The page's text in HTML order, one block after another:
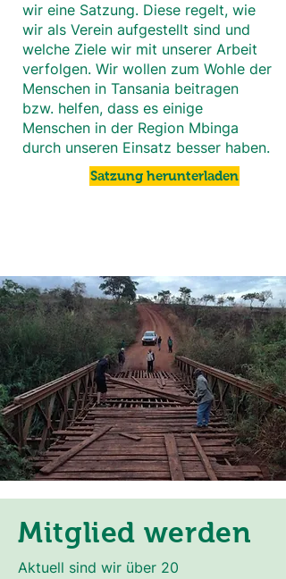
wir eine Satzung. Diese regelt, wie
wir als Verein aufgestellt sind und
welche Ziele wir mit unserer Arbeit
verfolgen. Wir wollen zum Wohle der
Menschen in Tansania beitragen
bzw. helfen, dass es einige
Menschen in der Region Mbinga
durch unseren Einsatz besser haben.
Satzung herunterladen
Mitglied werden
Aktuell sind wir über 20